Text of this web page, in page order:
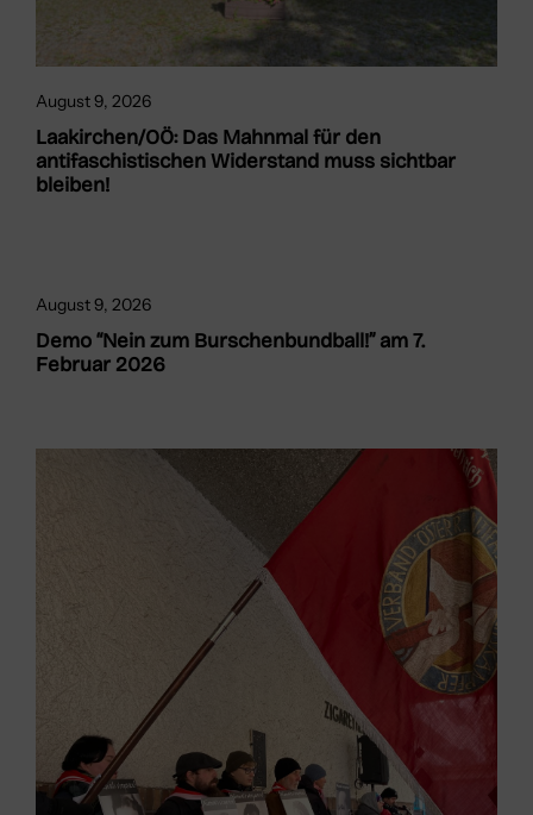
August 9, 2026
Laakirchen/OÖ: Das Mahnmal für den
antifaschistischen Widerstand muss sichtbar
bleiben!
August 9, 2026
Demo “Nein zum Burschenbundball!” am 7.
Februar 2026